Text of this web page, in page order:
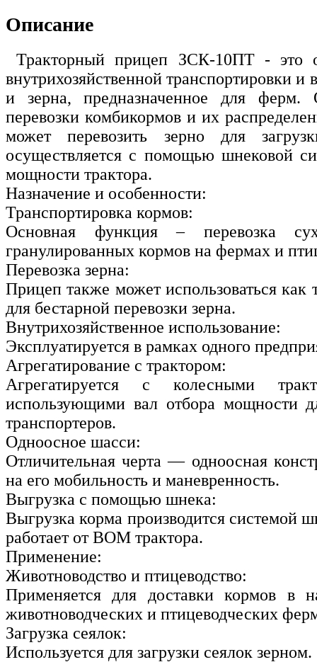
Описание
Тракторный прицеп ЗСК-10ПТ - это
внутрихозяйственной транспортировки и
и зерна, предназначенное для ферм.
перевозки комбикормов и их
может перевозить зерно для
осуществляется с помощью шнековой
мощности трактора.
Назначение и особенности:
Транспортировка кормов:
Основная функция – перевозка
гранулированных кормов на фермах и
Перевозка зерна:
Прицеп также может использоваться как
для бестарной перевозки зерна.
Внутрихозяйственное использование:
Эксплуатируется в рамках одного
Агрегатирование с трактором:
Агрегатируется с колесными
использующими вал отбора мощности
транспортеров.
Одноосное шасси:
Отличительная черта — одноосная
на его мобильность и маневренность.
Выгрузка с помощью шнека:
Выгрузка корма производится системой
работает от ВОМ трактора.
Применение:
Животноводство и птицеводство:
Применяется для доставки кормов в
животноводческих и птицеводческих
Загрузка сеялок:
Используется для загрузки сеялок зерном.